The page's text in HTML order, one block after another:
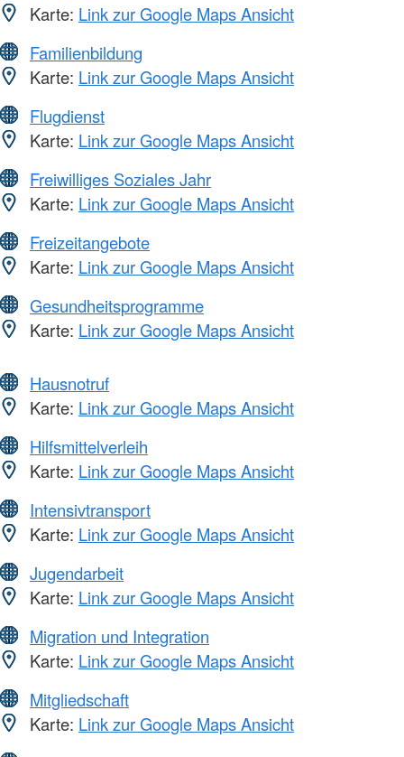
Karte: Link zur Google Maps Ansicht
Familienbildung
Karte: Link zur Google Maps Ansicht
Flugdienst
Karte: Link zur Google Maps Ansicht
Freiwilliges Soziales Jahr
Karte: Link zur Google Maps Ansicht
Freizeitangebote
Karte: Link zur Google Maps Ansicht
Gesundheitsprogramme
Karte: Link zur Google Maps Ansicht
Hausnotruf
Karte: Link zur Google Maps Ansicht
Hilfsmittelverleih
Karte: Link zur Google Maps Ansicht
Intensivtransport
Karte: Link zur Google Maps Ansicht
Jugendarbeit
Karte: Link zur Google Maps Ansicht
Migration und Integration
Karte: Link zur Google Maps Ansicht
Mitgliedschaft
Karte: Link zur Google Maps Ansicht